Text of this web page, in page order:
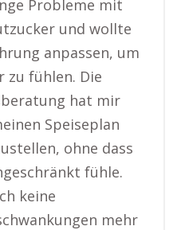
Probleme mit
und wollte
anpassen, um
zu fühlen. Die
hat mir
Speiseplan
ohne dass
fühle.
keine
mehr